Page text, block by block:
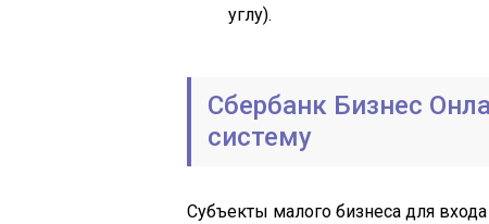
углу).
Сбербанк Бизнес
систему
Субъекты малого бизнеса для